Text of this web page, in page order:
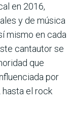
en 2016,
y de música
mismo en cada
cantautor se
que
por
el rock